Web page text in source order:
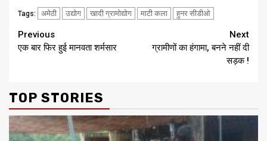
Tags: अमेठी उद्योग खादी ग्रामोद्योग माटी कला हुनर सीडीओ
Continue
Reading
Previous
एक बार फिर हुई मानवता शर्मसार
Next
ग्रामीणों का हंगामा, बनने नहीं दी
सड़क !
TOP STORIES